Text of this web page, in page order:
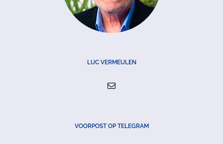
LUC VERMEULEN
VOORPOST OP TELEGRAM